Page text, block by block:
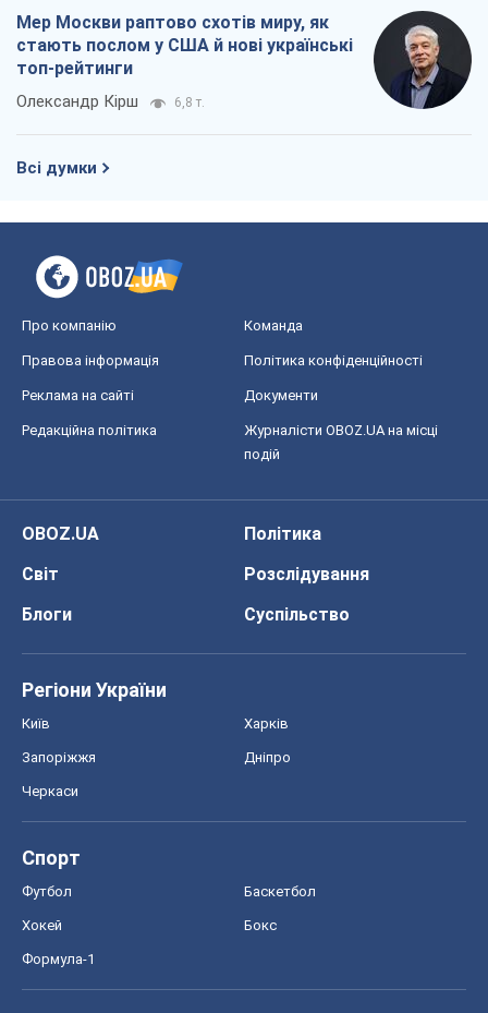
Мер Москви раптово схотів миру, як
стають послом у США й нові українські
топ-рейтинги
Олександр Кірш 6,8 т.
Всі думки
Про компанію Команда
Правова інформація Політика конфіденційності
Реклама на сайті Документи
Редакційна політика
Журналісти OBOZ.UA на місці
подій
OBOZ.UA
Політика
Світ
Розслідування
Блоги
Суспільство
Регіони України
Київ Харків
Запоріжжя Дніпро
Черкаси
Спорт
Футбол Баскетбол
Хокей Бокс
Формула-1